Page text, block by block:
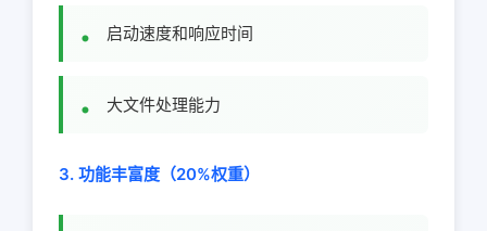
启动速度和响应时间
大文件处理能力
3. 功能丰富度（20%权重）